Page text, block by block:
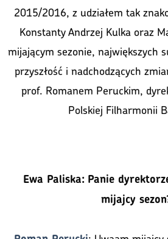
2015/2016, z udziałem tak
Konstanty Andrzej Kulka oraz
mijającym sezonie, największych
przyszłość i nadchodzących
prof. Romanem Peruckim,
Polskiej Filharmonii
Ewa Paliska: Panie
mijajcy